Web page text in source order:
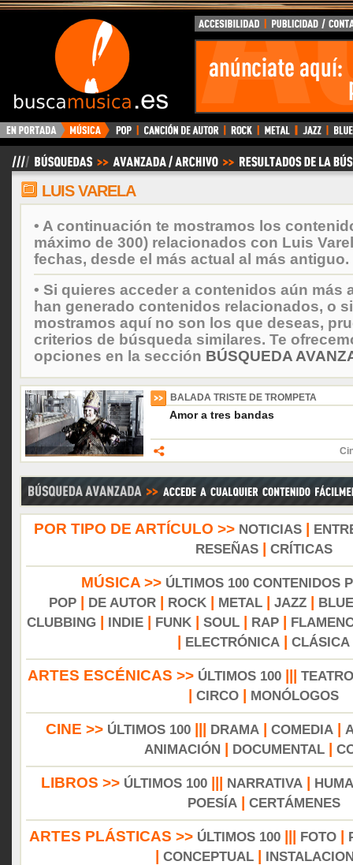
BuscaMusica.es
LUIS VARELA
• A continuación te mostramos los
máximo de 300) relacionados con Luis
fechas, desde el más actual al más antiguo.
• Si quieres acceder a contenidos aún más
han generado contenidos relacionados, o
mostramos aquí no son los que deseas,
criterios de búsqueda similares. Te
opciones en la sección BÚSQUEDA
BALADA TRISTE DE TROMPETA
Amor a tres bandas
POR TIPO DE ARTÍCULO >> NOTICIAS|
RESEÑAS| CRÍTICAS
MÚSICA >> ÚLTIMOS 100 CONTENIDOS
POP
DE AUTOR ROCK METAL JAZZ
CLUBBING
INDIE FUNK SOUL RAP
ELECTRÓNICA CLÁSICA
ARTES ESCÉNICAS >> ÚLTIMOS 100||| TEATRO
CIRCO MONÓLOGOS
CINE >> ÚLTIMOS 100 DRAMA COMEDIA
ANIMACIÓN
DOCUMENTAL|
LIBROS >> ÚLTIMOS 100 NARRATIVA
POESÍA| CERTÁMENES
ARTES PLÁSTICAS >> ÚLTIMOS 100 FOTO
CONCEPTUAL